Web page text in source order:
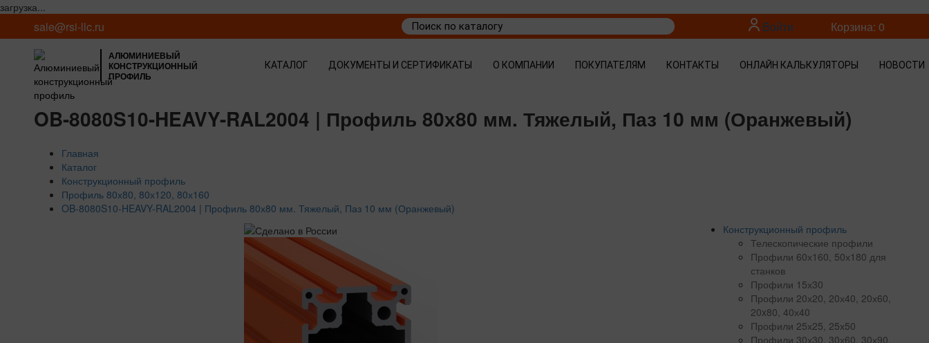
загрузка...
sale@rsi-llc.ru Войти Корзина: 0
АЛЮМИНИЕВЫЙ
КОНСТРУКЦИОННЫЙ
ПРОФИЛЬ
КАТАЛОГ ДОКУМЕНТЫ И СЕРТИФИКАТЫ О КОМПАНИИ ПОКУПАТЕЛЯМ КОНТАКТЫ ОНЛАЙН КАЛЬКУЛЯТОРЫ НОВОСТИ
OB-8080S10-HEAVY-RAL2004 | Профиль 80х80 мм. Тяжелый, Паз 10 мм (Оранжевый)
Главная
Каталог
Конструкционный профиль
Профиль 80х80, 80х120, 80х160
OB-8080S10-HEAVY-RAL2004 | Профиль 80х80 мм. Тяжелый, Паз 10 мм (Оранжевый)
Конструкционный профиль
Телескопические профили
Профили 60х160, 50х180 для
станков
Профили 15х30
Профили 20х20, 20х40, 20х60,
20x80, 40х40
Профили 25х25, 25х50
Профили 30х30, 30х60, 30х90,